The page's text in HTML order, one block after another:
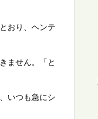
おり、ヘンテ
ません。「と
いつも急にシ